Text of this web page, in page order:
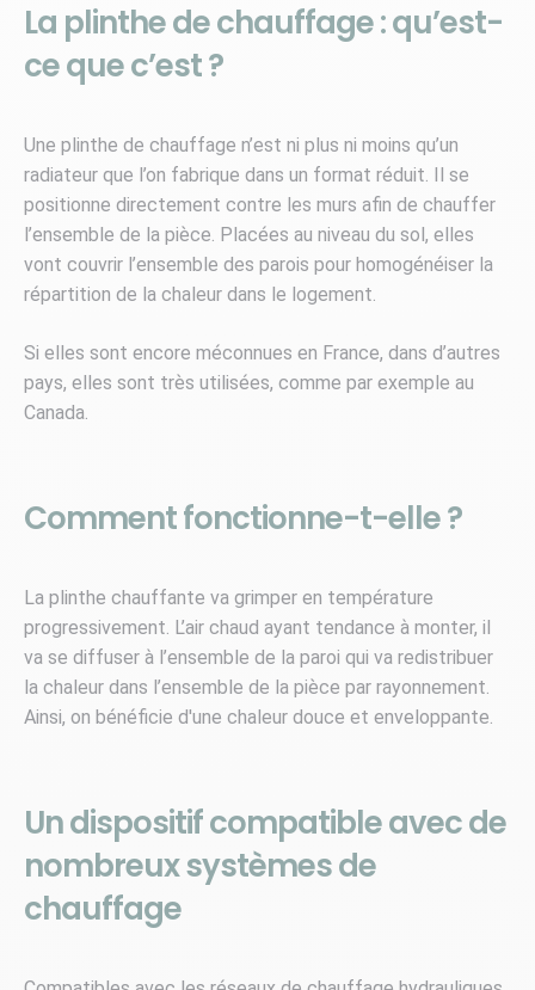
La plinthe de chauffage : qu’est-
ce que c’est ?
Une plinthe de chauffage n’est ni plus ni moins qu’un
radiateur que l’on fabrique dans un format réduit. Il se
positionne directement contre les murs afin de chauffer
l’ensemble de la pièce. Placées au niveau du sol, elles
vont couvrir l’ensemble des parois pour homogénéiser la
répartition de la chaleur dans le logement.
Si elles sont encore méconnues en France, dans d’autres
pays, elles sont très utilisées, comme par exemple au
Canada.
Comment fonctionne-t-elle ?
La plinthe chauffante va grimper en température
progressivement. L’air chaud ayant tendance à monter, il
va se diffuser à l’ensemble de la paroi qui va redistribuer
la chaleur dans l’ensemble de la pièce par rayonnement.
Ainsi, on bénéficie d'une chaleur douce et enveloppante.
Un dispositif compatible avec de
nombreux systèmes de
chauffage